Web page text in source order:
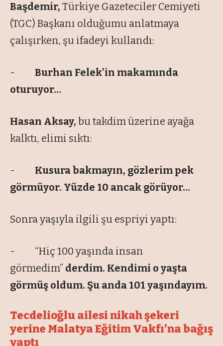
Başdemir, Türkiye Gazeteciler Cemiyeti
(TGC) Başkanı olduğumu anlatmaya
çalışırken, şu ifadeyi kullandı:
- Burhan Felek’in makamında
oturuyor…
Hasan Aksay, bu takdim üzerine ayağa
kalktı, elimi sıktı:
- Kusura bakmayın, gözlerim pek
görmüyor. Yüzde 10 ancak görüyor…
Sonra yaşıyla ilgili şu espriyi yaptı:
- “Hiç 100 yaşında insan
görmedim” derdim. Kendimi o yaşta
görmüş oldum. Şu anda 101 yaşındayım.
Tecdelioğlu ailesi nikah şekeri
yerine Malatya Eğitim Vakfı’na bağış
yaptı